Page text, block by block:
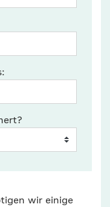
wir einige